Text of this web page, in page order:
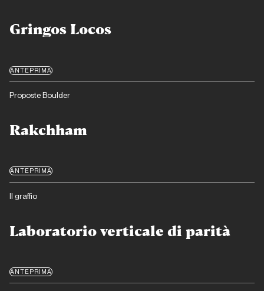
Gringos Locos
ANTEPRIMA
Rakchham
Proposte Boulder
ANTEPRIMA
Laboratorio verticale di parità
Il graffio
ANTEPRIMA